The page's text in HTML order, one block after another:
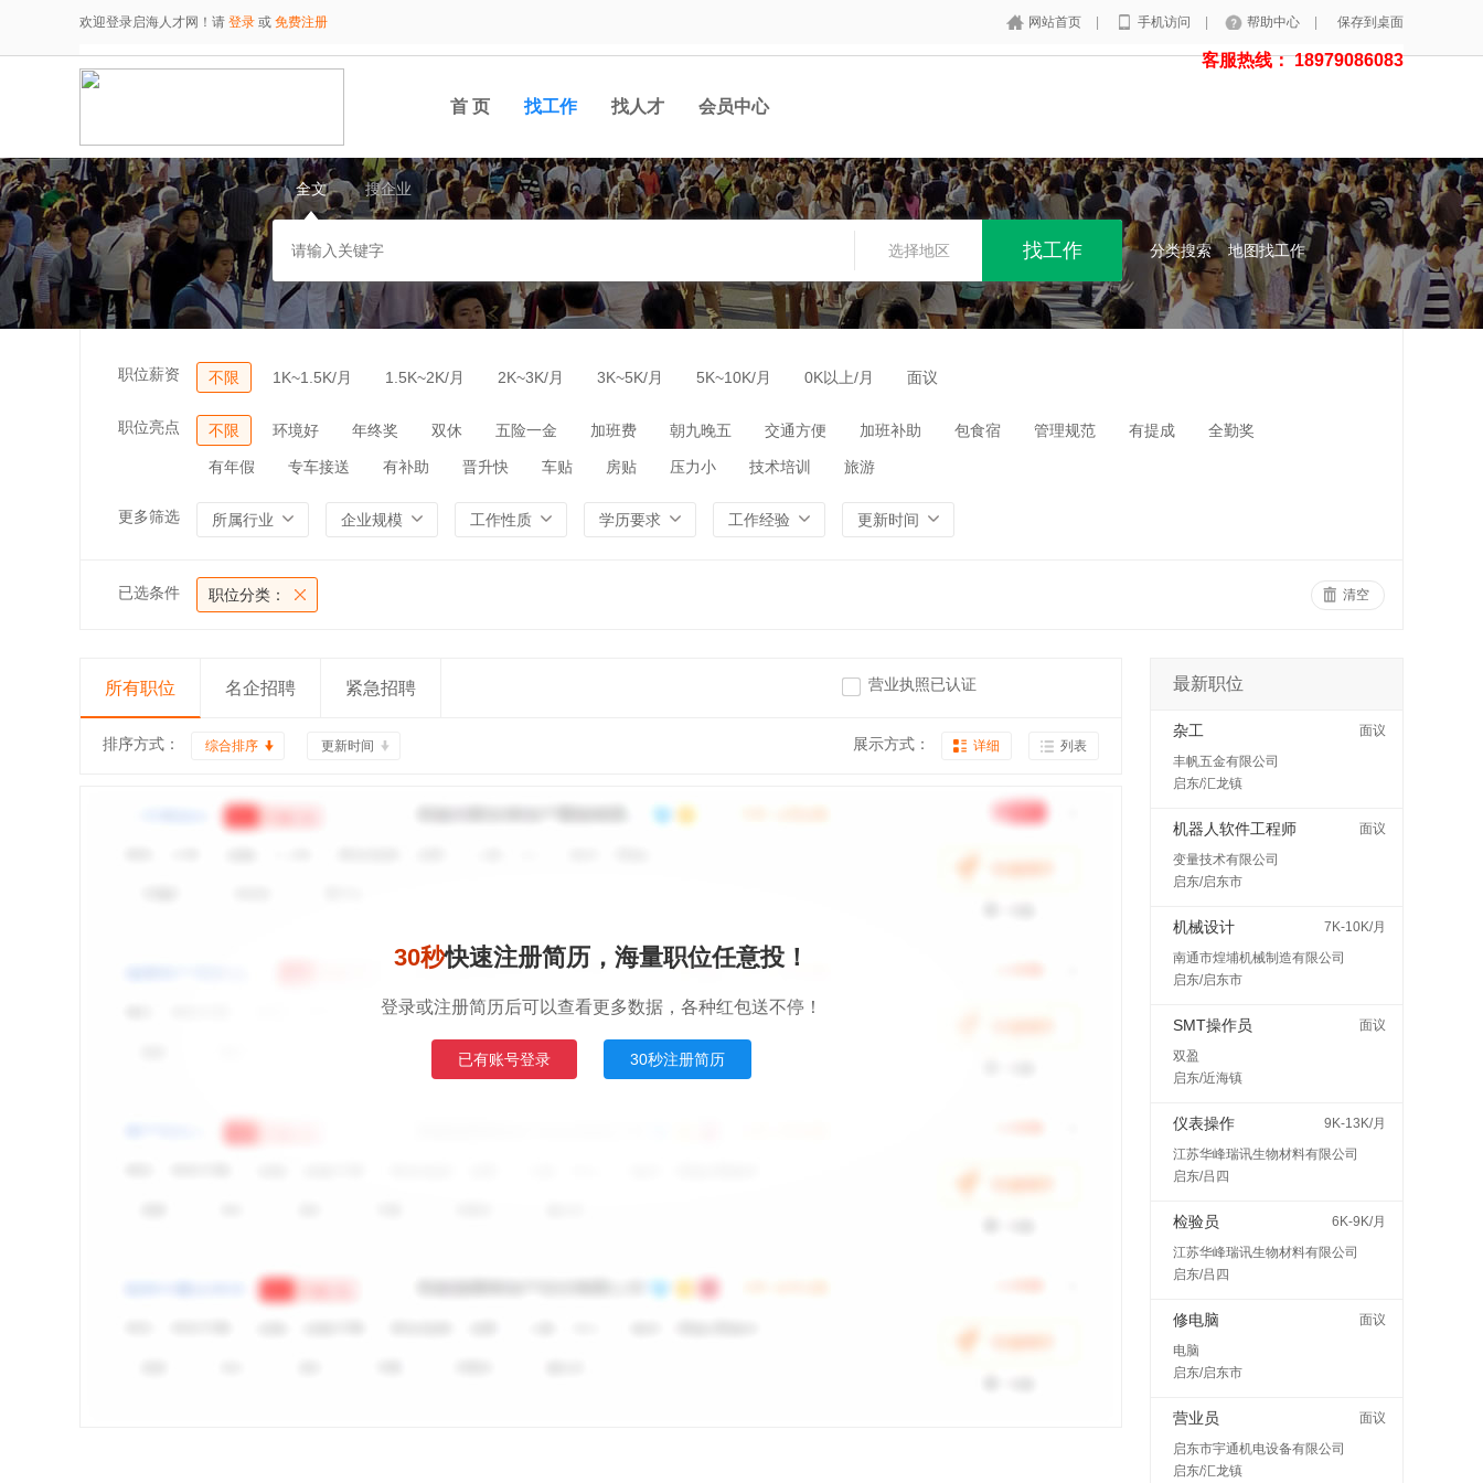
欢迎登录启海人才网！请 登录 或 免费注册 网站首页 手机访问 帮助中心 保存到桌面
客服热线： 18979086083
首 页 找工作 找人才 会员中心
全文 搜企业
选择地区 分类搜索 地图找工作
职位薪资 不限 1K~1.5K/月 1.5K~2K/月 2K~3K/月 3K~5K/月 5K~10K/月 0K以上/月 面议
职位亮点 不限 环境好 年终奖 双休 五险一金 加班费 朝九晚五 交通方便 加班补助 包食宿 管理规范 有提成 全勤奖
有年假 专车接送 有补助 晋升快 车贴 房贴 压力小 技术培训 旅游
更多筛选 所属行业 企业规模 工作性质 学历要求 工作经验 更新时间
已选条件 职位分类： 清空
所有职位 名企招聘 紧急招聘 营业执照已认证
排序方式： 综合排序 更新时间 展示方式： 详细 列表
30秒快速注册简历，海量职位任意投！
登录或注册简历后可以查看更多数据，各种红包送不停！
已有账号登录 30秒注册简历
最新职位
杂工
面议
丰帆五金有限公司
启东/汇龙镇
机器人软件工程师
面议
变量技术有限公司
启东/启东市
机械设计
7K-10K/月
南通市煌埔机械制造有限公司
启东/启东市
SMT操作员
面议
双盈
启东/近海镇
仪表操作
9K-13K/月
江苏华峰瑞讯生物材料有限公司
启东/吕四
检验员
6K-9K/月
江苏华峰瑞讯生物材料有限公司
启东/吕四
修电脑
面议
电脑
启东/启东市
营业员
面议
启东市宇通机电设备有限公司
启东/汇龙镇